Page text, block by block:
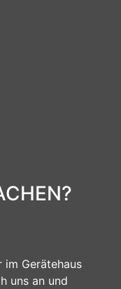
im Gerätehaus
uns an und